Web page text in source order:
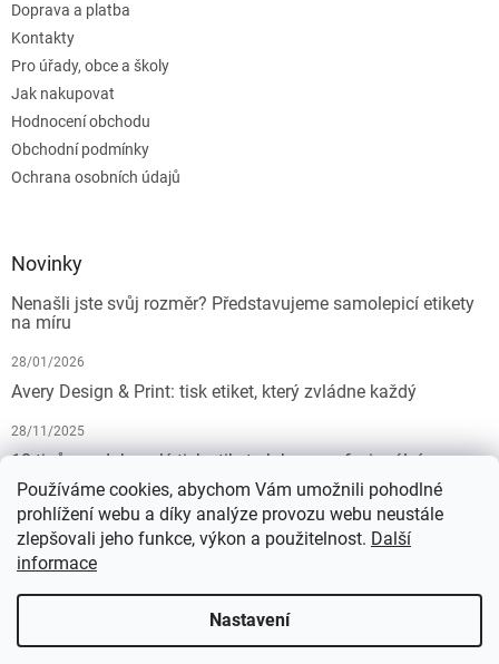
Používáme cookies, abychom Vám umožnili pohodlné
prohlížení webu a díky analýze provozu webu neustále
zlepšovali jeho funkce, výkon a použitelnost. Další
informace
Nastavení
Doprava a platba
Kontakty
Pro úřady, obce a školy
Jak nakupovat
Hodnocení obchodu
Obchodní podmínky
Ochrana osobních údajů
Novinky
Nenašli jste svůj rozměr? Představujeme samolepicí etikety
na míru
28/01/2026
Avery Design & Print: tisk etiket, který zvládne každý
28/11/2025
10 tipů pro dokonalý tisk etiket: Jak na profesionální
výsledek bez starostí
19/07/2025